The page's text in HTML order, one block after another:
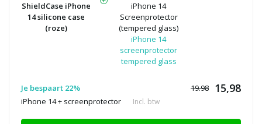
ShieldCase iPhone
14 silicone case
(roze)
iPhone 14
Screenprotector
(tempered glass)
iPhone 14
screenprotector
tempered glass
Je bespaart 22% 19.98 15,98
iPhone 14 + screenprotector Incl. btw